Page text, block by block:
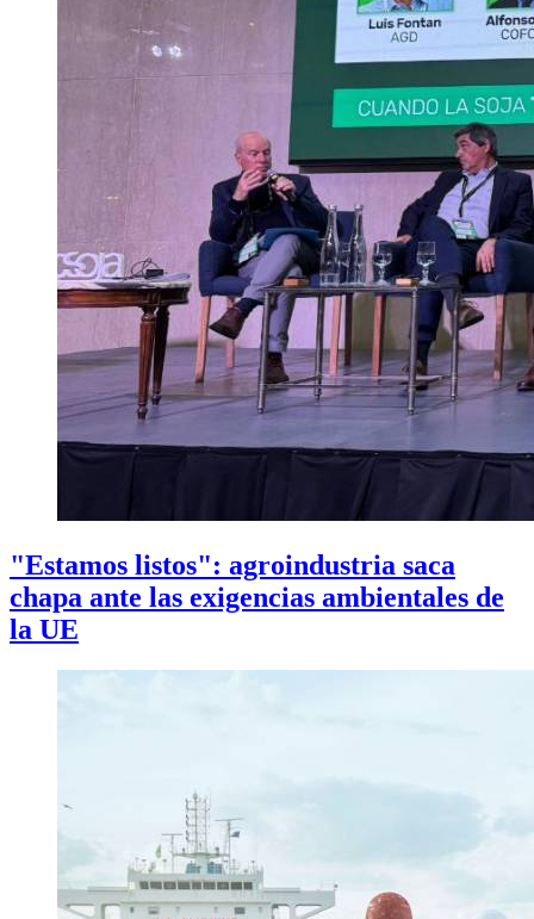
"Estamos listos": agroindustria saca
chapa ante las exigencias ambientales de
la UE